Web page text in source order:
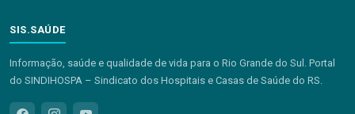
SIS.SAÚDE
Informação, saúde e qualidade de vida para o Rio Grande do Sul. Portal
do SINDIHOSPA – Sindicato dos Hospitais e Casas de Saúde do RS.